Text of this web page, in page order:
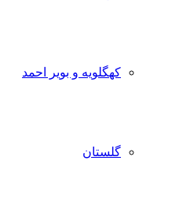
کهگلویه و بویر احمد
گلستان